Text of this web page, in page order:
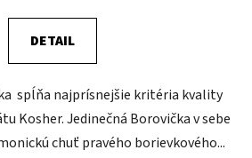
DETAIL
spĺňa najprísnejšie kritéria kvality
Kosher. Jedinečná Borovička v sebe
chuť pravého borievkového...